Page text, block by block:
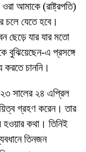
আমাকে (রাষ্ট্রপতি)
যেতে হবে।
ছেড়ে যার যার মতো
বুঝিয়েছেন-এ প্রসঙ্গে
চাননি।
সালের ২৪ এপ্রিল
গ্রহণ করেন। তার
হওয়ার কথা। তিনিই
তিনজন